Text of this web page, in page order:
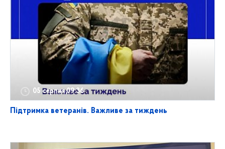
05 серпня,09:36
Підтримка ветеранів. Важливе за тиждень